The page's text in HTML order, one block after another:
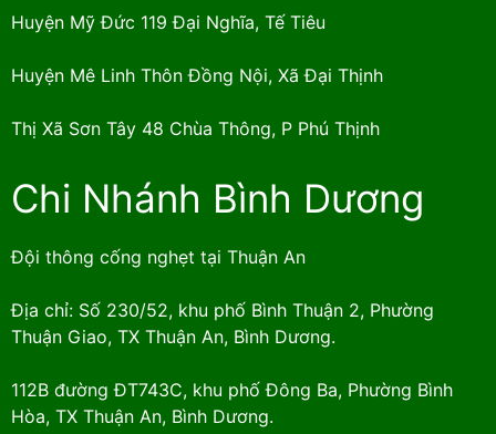
Huyện Mỹ Đức 119 Đại Nghĩa, Tế Tiêu
Huyện Mê Linh Thôn Đồng Nội, Xã Đại Thịnh
Thị Xã Sơn Tây 48 Chùa Thông, P Phú Thịnh
Chi Nhánh Bình Dương
Đội thông cống nghẹt tại Thuận An
Địa chỉ: Số 230/52, khu phố Bình Thuận 2, Phường
Thuận Giao, TX Thuận An, Bình Dương.
112B đường ĐT743C, khu phố Đông Ba, Phường Bình
Hòa, TX Thuận An, Bình Dương.